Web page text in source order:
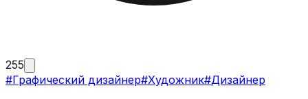
255
#Графический дизайнер#Художник#Дизайнер